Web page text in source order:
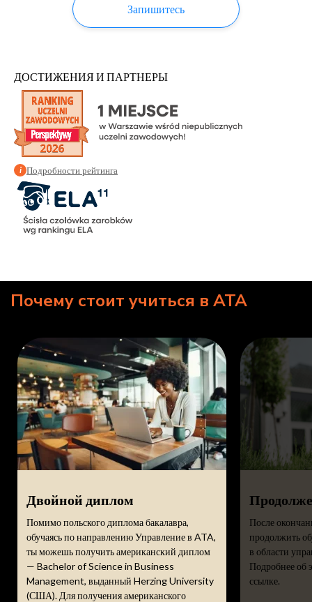
Запишитесь
ДОСТИЖЕНИЯ И ПАРТНЕРЫ
i Подробности рейтинга
Почему стоит учиться в ATA
Двойной диплом
Помимо польского диплома бакалавра,
обучаясь по направлению Управление в ATA,
ты можешь получить американский диплом
— Bachelor of Science in Business
Management, выданный Herzing University
(США). Для получения американского
После
продолжить
в области
Подробнее об
ссылке.